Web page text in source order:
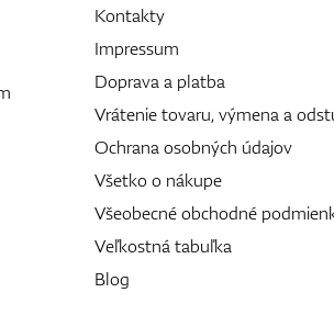
Kontakty
Impressum
Doprava a platba
Vrátenie tovaru, výmena a
Ochrana osobných údajov
Všetko o nákupe
Všeobecné obchodné
Veľkostná tabuľka
Blog